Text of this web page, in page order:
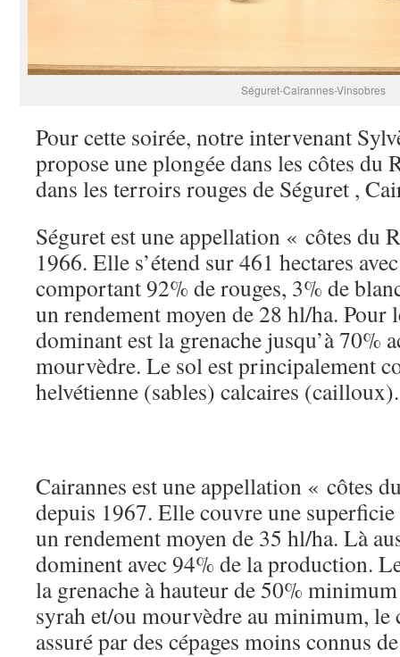
Séguret-Cairannes-Vinsobres
Pour cette soirée, notre intervenant
propose une plongée dans les côtes du
dans les terroirs rouges de Séguret ,
Séguret est une appellation « côtes du
1966. Elle s’étend sur 461 hectares
comportant 92% de rouges, 3% de
un rendement moyen de 28 hl/ha. Pour
dominant est la grenache jusqu’à 70%
mourvèdre. Le sol est principalement
helvétienne (sables) calcaires (cailloux).
Cairannes est une appellation « côtes
depuis 1967. Elle couvre une superficie
un rendement moyen de 35 hl/ha. Là
dominent avec 94% de la production.
la grenache à hauteur de 50%
syrah et/ou mourvèdre au minimum, le
assuré par des cépages moins connus